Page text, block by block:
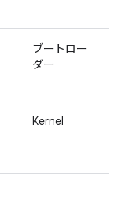
ブートロー
ダー
Kernel